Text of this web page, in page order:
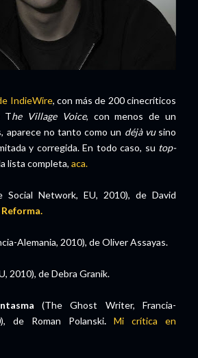
IndieWire, con más de 200 cinecríticos
The Village Voice, con menos de un
aparece no tanto como un déjà vusino
y corregida. En todo caso, su top-
lista completa, aca.
Social Network, EU, 2010), de David
Reforma.
Alemania, 2010), de Oliver Assayas.
2010), de Debra Granik.
(The Ghost Writer, Francia-
de Roman Polanski. Mi crítica en